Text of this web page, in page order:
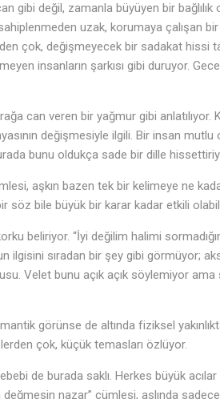
gibi değil, zamanla büyüyen bir bağlılık
uzak, korumaya çalışan
çok, değişmeyecek bir sadakat hissi
insanların şarkısı gibi duruyor.
can veren bir yağmur gibi anlatılıyor.
değişmesiyle ilgili. Bir insan
bunu oldukça sade bir dille
aşkın bazen tek bir kelimeye ne
söz bile büyük bir karar kadar etkili
beliriyor. “İyi değilim halimi
ilgisini sıradan bir şey gibi görmüyor;
Velet bunu açık açık söylemiyor ama
görünse de altında fiziksel
çok, küçük temasları özlüyor.
de burada saklı. Herkes büyük
değmesin nazar” cümlesi, aslında